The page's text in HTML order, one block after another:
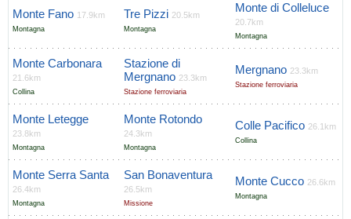
Monte Fano 17.9km
Montagna
Tre Pizzi 20.5km
Montagna
Monte di Colleluce
20.7km
Montagna
Monte Carbonara
21.6km
Collina
Stazione di
Mergnano 23.3km
Stazione ferroviaria
Mergnano 23.3km
Stazione ferroviaria
Monte Letegge
23.8km
Montagna
Monte Rotondo
24.3km
Montagna
Colle Pacifico 26.1km
Collina
Monte Serra Santa
26.4km
Montagna
San Bonaventura
26.5km
Missione
Monte Cucco 26.6km
Montagna